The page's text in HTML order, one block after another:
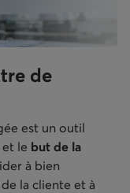
de
est un outil
et le but de la
à bien
la cliente et à